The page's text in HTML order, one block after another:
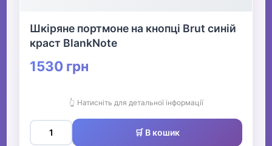
Шкіряне портмоне на кнопці Brut синій
краст BlankNote
1530 грн
👆 Натисніть для детальної інформації
🛒 В кошик